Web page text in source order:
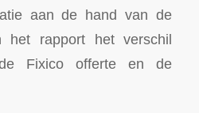
aan de hand van de
het rapport het verschil
Fixico offerte en de